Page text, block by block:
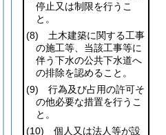
停止又は制限を行うこ
と。
(8) 土木建築に関する工事
の施工等、当該工事等に
伴う下水の公共下水道へ
の排除を認めること。
(9) 行為及び占用の許可そ
の他必要な措置を行うこ
と。
(10) 個人又は法人等が設